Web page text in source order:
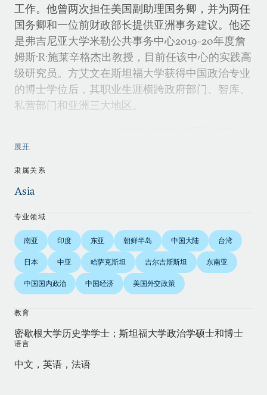
工作。他曾两次担任美国副助理国务卿，并为两任
国务卿和一位前财政部长提供亚洲事务建议。他还
是弗吉尼亚大学米勒公共事务中心2019-20年度詹
姆斯·R·施莱辛格杰出教授，目前任该中心的实践高
级研究员。方艾文在斯坦福大学获得中国政治专业
的博士学位后，其职业生涯横跨政府部门、智库、
私营部门和亚洲三大地区。
担任过主管南亚事务的副助理国务卿（2007
年-2009年），主管中亚事务的副助理国务卿
的政策规划组成员（2001年-2006年），以及副国
务卿罗伯特•佐利克的中国问题顾问，并密切协助佐
利克推动美中高层对话。
在2008年7月-10月美印民用核能倡议紧锣密鼓的最
后阶段，方艾文联合领导协调小组，推动该倡议先
后获得国际原子能机构理事会、核供应国集团和美
扩散促进法案》。他曾与哈萨克斯坦、土库曼斯坦
政府谈判达成协议，也在对朝鲜、韩国、日本和澳
大利亚关系上有着丰富的政策经验。他获得过美国
国务院颁发的三次个人和两次集体荣誉奖。
展开
隶属关系
Asia
专业领域
南亚 印度 东亚 朝鲜半岛 中国大陆 台湾
日本 中亚 哈萨克斯坦 吉尔吉斯斯坦 东南亚
中国国内政治 中国经济 美国外交政策
教育
密歇根大学历史学学士；斯坦福大学政治学硕士和博士
语言
中文，英语，法语